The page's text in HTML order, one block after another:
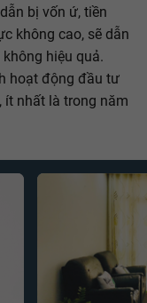
bị vốn ứ, tiền
không cao, sẽ dẫn
hiệu quả.
hoạt động đầu tư
ít nhất là trong năm